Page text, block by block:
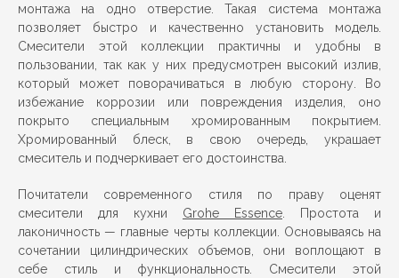
монтажа на одно отверстие. Такая система монтажа
позволяет быстро и качественно установить модель.
Смесители этой коллекции практичны и удобны в
пользовании, так как у них предусмотрен высокий излив,
который может поворачиваться в любую сторону. Во
избежание коррозии или повреждения изделия, оно
покрыто специальным хромированным покрытием.
Хромированный блеск, в свою очередь, украшает
смеситель и подчеркивает его достоинства.
Почитатели современного стиля по праву оценят
смесители для кухни Grohe Essence . Простота и
лаконичность — главные черты коллекции. Основываясь на
сочетании цилиндрических объемов, они воплощают в
себе стиль и функциональность. Смесители этой